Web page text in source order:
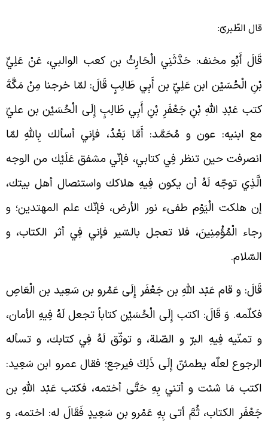
الطّبریّ:
أَبُو مخنف: حَدَّثَنِيالْحَارِثُ بن كعب الوالبي، عَنْ عَلِيِّ
الْحُسَيْن ابن عَلِيّ بن أَبِي طَالِبٍ قَالَ: لمّا خرجنا مِنْ مَكَّةَ
عَبْدِ اللَّهِ بْنِ جَعْفَرِ بْنِ أَبِي طَالِبٍ إِلَى الْحُسَيْن بن عليّ
ابنيه: عون و مُحَمَّد: أَمَّا بَعْدُ، فإني أسألك بِاللَّهِ لمّا
حين تنظر فِي كتابي، فإنّي مشفق عَلَيْك من الوجه
توجّه لَهُ أن يكون فِيهِ هلاكك واستئصال أهل بيتك،
هلكت الْيَوْم طفیء نور الأرض، فإنّك علم المهتدين؛ و
الْمُؤْمِنِينَ، فلا تعجلبالسّير فإني فِي أثر الكتاب، و
و قام عَبْد اللَّهِ بن جَعْفَر إِلَى عَمْرو بن سَعِيد بن الْعَاصِ
وَ قَالَ: اكتب إِلَى الْحُسَيْن كتاباً تجعل لَهُ فِيهِ الأمان،
تمنّيه فِيهِ البرّ و الصّلة، و توثّق لَهُ فِي كتابك، و تسأله
لعلّه يطمئنّ إِلَى ذَلِكَ فيرجع؛ فقال عمرو ابن سَعِيد:
مَا شئت و أتني بِهِ حَتَّى أختمه، فكتب عَبْد اللَّهِ بن
الكتاب، ثُمَّ أتى بِهِ عَمْرو بن سَعِيدٍ فَقَالَ له: اختمه، و